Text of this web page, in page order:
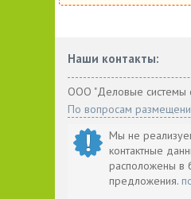
Наши контакты:
ООО "Деловые системы
По вопросам
Мы не
контактные
расположены в
предложения.